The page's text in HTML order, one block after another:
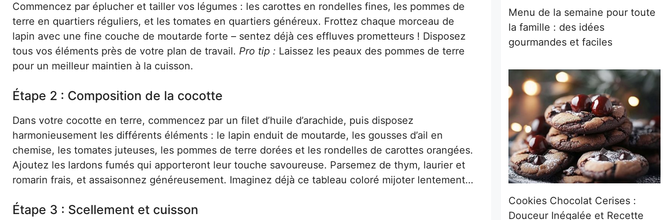
Commencez par éplucher et tailler vos légumes : les carottes en rondelles fines, les pommes de
terre en quartiers réguliers, et les tomates en quartiers généreux. Frottez chaque morceau de
lapin avec une fine couche de moutarde forte – sentez déjà ces effluves prometteurs ! Disposez
tous vos éléments près de votre plan de travail. Pro tip : Laissez les peaux des pommes de terre
pour un meilleur maintien à la cuisson.
Étape 2 : Composition de la cocotte
Dans votre cocotte en terre, commencez par un filet d’huile d’arachide, puis disposez
harmonieusement les différents éléments : le lapin enduit de moutarde, les gousses d’ail en
chemise, les tomates juteuses, les pommes de terre dorées et les rondelles de carottes orangées.
Ajoutez les lardons fumés qui apporteront leur touche savoureuse. Parsemez de thym, laurier et
romarin frais, et assaisonnez généreusement. Imaginez déjà ce tableau coloré mijoter lentement…
Étape 3 : Scellement et cuisson
Menu de la semaine pour toute
la famille : des idées
gourmandes et faciles
Cookies Chocolat Cerises :
Douceur Inégalée et Recette